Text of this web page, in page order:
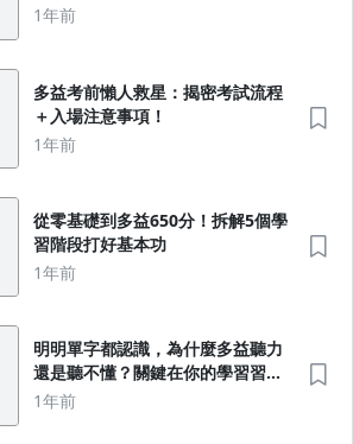
1年前
多益考前懶人救星：揭密考試流程
＋入場注意事項！
1年前
從零基礎到多益650分！拆解5個學
習階段打好基本功
1年前
明明單字都認識，為什麼多益聽力
還是聽不懂？關鍵在你的學習習
慣！
1年前